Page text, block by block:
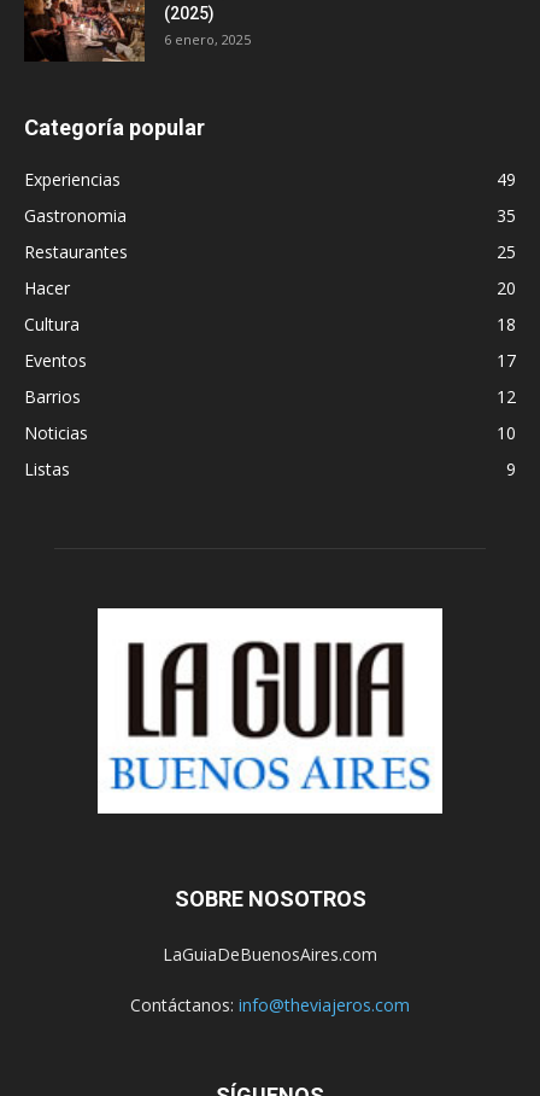
(2025)
6 enero, 2025
Categoría popular
Experiencias
49
Gastronomia
35
Restaurantes
25
Hacer
20
Cultura
18
Eventos
17
Barrios
12
Noticias
10
Listas
9
SOBRE NOSOTROS
LaGuiaDeBuenosAires.com
Contáctanos: info@theviajeros.com